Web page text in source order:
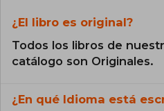
¿El libro es original?
Todos los libros de
catálogo son Originales.
¿En qué Idioma está